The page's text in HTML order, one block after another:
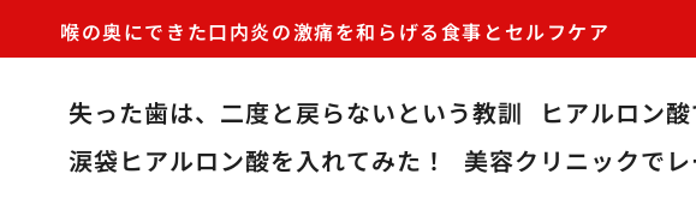
喉の奥にできた口内炎の激痛を和らげる食事とセルフケア
失った歯は、二度と戻らないという教訓 ヒアルロン
涙袋ヒアルロン酸を入れてみた！
美容クリニックで